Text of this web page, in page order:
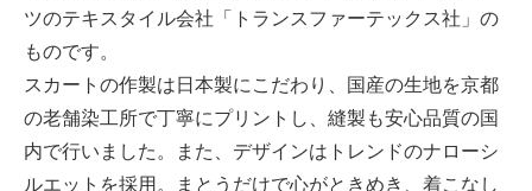
ツのテキスタイル会社「トランスファーテックス社」の
ものです。
スカートの作製は日本製にこだわり、国産の生地を京都
の老舗染工所で丁寧にプリントし、縫製も安心品質の国
内で行いました。また、デザインはトレンドのナローシ
ルエットを採用。まとうだけで心がときめき、着こなし